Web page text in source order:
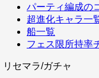
パーティ編成の
超進化キャラ一
船一覧
フェス限所持率
リセマラ/ガチャ